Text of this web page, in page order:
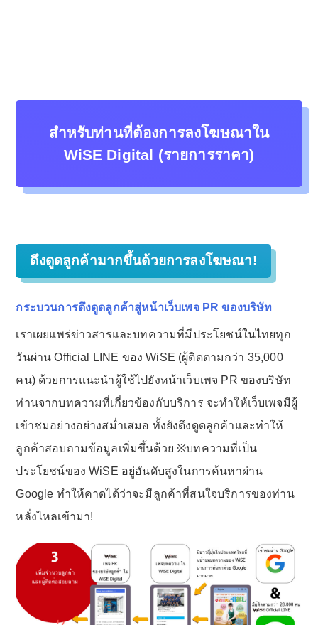
สำหรับท่านที่ต้องการลงโฆษณาใน
WiSE Digital (รายการราคา)
ดึงดูดลูกค้ามากขึ้นด้วยการลงโฆษณา!
กระบวนการดึงดูดลูกค้าสู่หน้าเว็บเพจ PR ของบริษัท
เราเผยแพร่ข่าวสารและบทความที่มีประโยชน์ในไทยทุก
วันผ่าน Official LINE ของ WiSE (ผู้ติดตามกว่า 35,000
คน) ด้วยการแนะนำผู้ใช้ไปยังหน้าเว็บเพจ PR ของบริษัท
ท่านจากบทความที่เกี่ยวข้องกับบริการ จะทำให้เว็บเพจมีผู้
เข้าชมอย่างอย่างสม่ำเสมอ ทั้งยังดึงดูดลูกค้าและทำให้
ลูกค้าสอบถามข้อมูลเพิ่มขึ้นด้วย ※บทความที่เป็น
ประโยชน์ของ WiSE อยู่อันดับสูงในการค้นหาผ่าน
Google ทำให้คาดได้ว่าจะมีลูกค้าที่สนใจบริการของท่าน
หลั่งไหลเข้ามา!